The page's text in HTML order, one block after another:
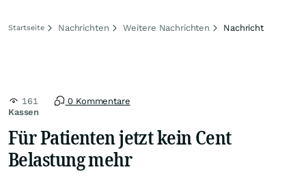
Startseite Nachrichten Weitere Nachrichten Nachricht
Kassen
161 0 Kommentare
Für Patienten jetzt kein Cent
Belastung mehr